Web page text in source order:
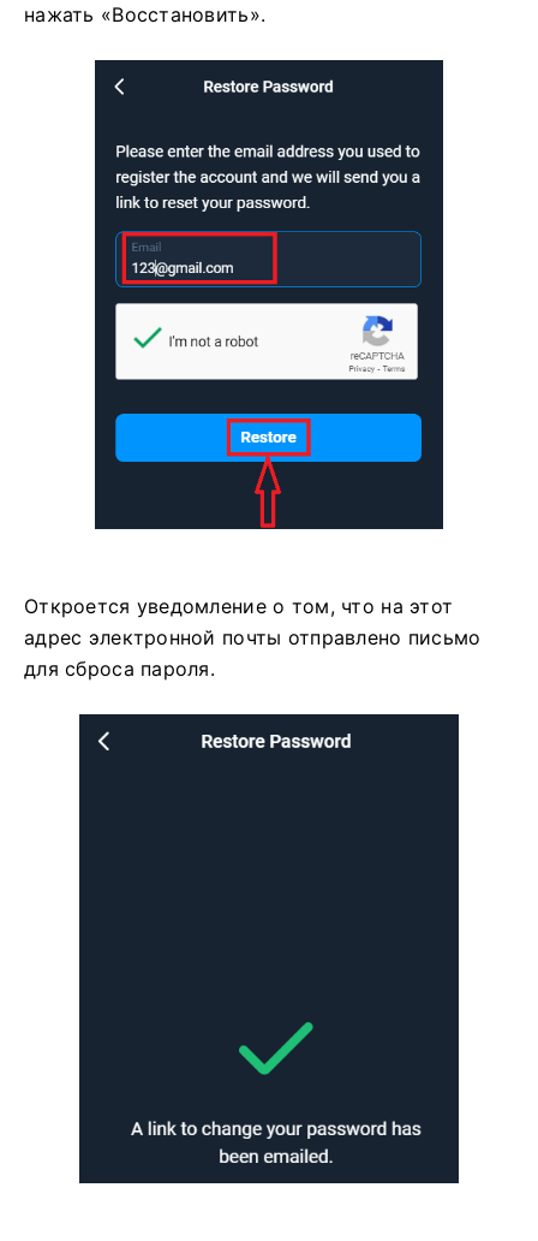
нажать «Восстановить».
Откроется уведомление о том, что на этот
адрес электронной почты отправлено письмо
для сброса пароля.